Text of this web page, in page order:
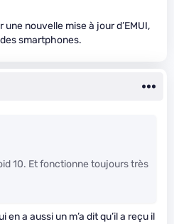
une nouvelle mise à jour d’EMUI,
smartphones.
10. Et fonctionne toujours très
en a aussi un m’a dit qu’il a reçu il